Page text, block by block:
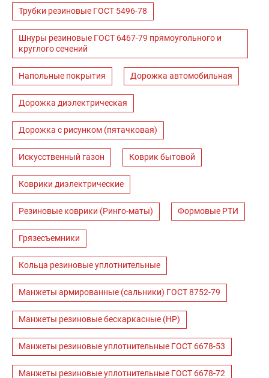
Трубки резиновые ГОСТ 5496-78
Шнуры резиновые ГОСТ 6467-79 прямоугольного и
круглого сечений
Напольные покрытия Дорожка автомобильная
Дорожка диэлектрическая
Дорожка с рисунком (пятачковая)
Искусственный газон Коврик бытовой
Коврики диэлектрические
Резиновые коврики (Ринго-маты) Формовые РТИ
Грязесъемники
Кольца резиновые уплотнительные
Манжеты армированные (сальники) ГОСТ 8752-79
Манжеты резиновые бескаркасные (НР)
Манжеты резиновые уплотнительные ГОСТ 6678-53
Манжеты резиновые уплотнительные ГОСТ 6678-72